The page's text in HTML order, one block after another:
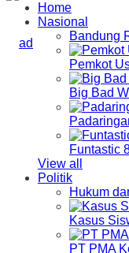
Home
Nasional
Bandung
Pemkot
Big Bad
Funtastic
View all
Politik
Hukum
Kasus
PT PMA